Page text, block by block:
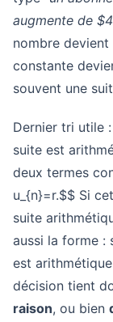
augmente de
nombre devient
constante
souvent une
Dernier tri utile
suite est
deux termes
u_{n}=r.$$ Si
suite
aussi la forme :
est
décision tient
raison, ou bien